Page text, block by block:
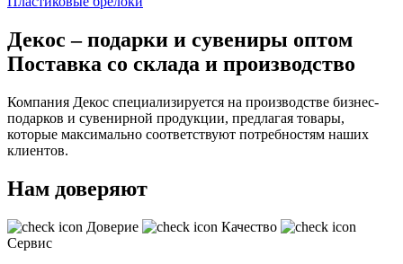
Декос – подарки и сувениры оптом
Поставка со склада и производство
Компания Декос специализируется на производстве бизнес-
подарков и сувенирной продукции, предлагая товары,
которые максимально соответствуют потребностям наших
клиентов.
Нам доверяют
Доверие
Качество
Сервис